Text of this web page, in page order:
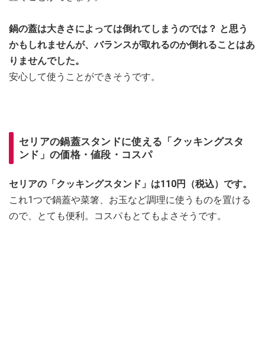
鍋の蓋は大きさによっては倒れてしまうのでは？ と思う
かもしれませんが、バランスが取れるのか倒れることはあ
りませんでした。
安心して使うことができそうです。
セリアの鍋蓋スタンドに使える「クッキングスタ
ンド」の価格・値段・コスパ
セリアの「クッキングスタンド」は110円（税込）です。
これ1つで鍋蓋や菜箸、お玉など調理に使うものを置ける
ので、とても便利。コスパもとてもよさそうです。